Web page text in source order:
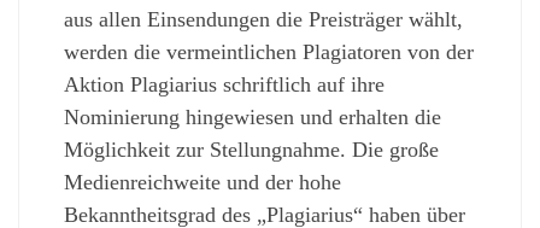
aus allen Einsendungen die Preisträger wählt,
werden die vermeintlichen Plagiatoren von der
Aktion Plagiarius schriftlich auf ihre
Nominierung hingewiesen und erhalten die
Möglichkeit zur Stellungnahme. Die große
Medienreichweite und der hohe
Bekanntheitsgrad des „Plagiarius“ haben über